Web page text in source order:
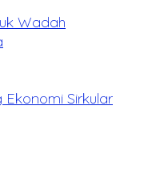
Wadah
Sirkular